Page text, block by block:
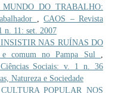
DO TRABALHO:
,CAOS – Revista
n. 11: set. 2007
NAS RUÍNAS DO
e comum no Pampa Sul
Sociais: v. 1 n. 36
Natureza e Sociedade
CULTURA POPULAR NOS